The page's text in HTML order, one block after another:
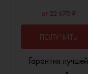
от 22 670 ₽
ПОЛУЧИТЬ
КОНСУЛЬТАЦИЮ
Гарантия лучшей